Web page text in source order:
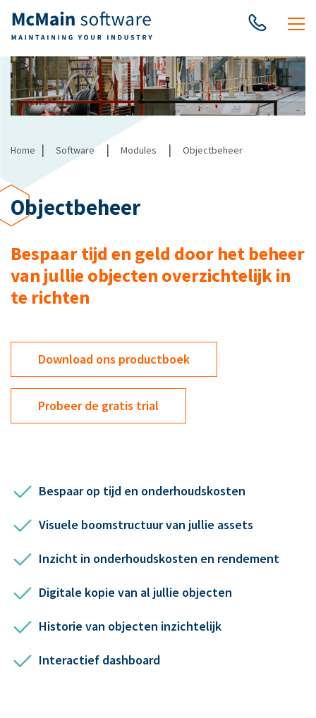
Home | Software | Modules | Objectbeheer
Objectbeheer
Bespaar tijd en geld door het beheer
van jullie objecten overzichtelijk in
te richten
Download ons productboek
Probeer de gratis trial
Bespaar op tijd en onderhoudskosten
Visuele boomstructuur van jullie assets
Inzicht in onderhoudskosten en rendement
Digitale kopie van al jullie objecten
Historie van objecten inzichtelijk
Interactief dashboard